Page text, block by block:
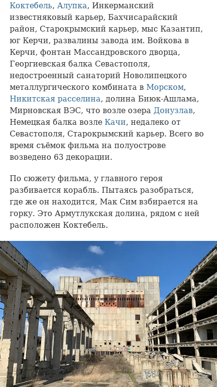
Коктебель, Алупка , Инкерманский
известняковый карьер, Бахчисарайский
район, Старокрымский карьер, мыс Казантип,
юг Керчи, развалины завода им. Войкова в
Керчи, фонтан Массандровского дворца,
Георгиевская балка Севастополя,
недостроенный санаторий Новолипецкого
металлургического комбината в Морском,
Никитская расселина , долина Биюк-Ашлама,
Мирновская ВЭС, что возле озера Донузлав,
Немецкая балка возле Качи, недалеко от
Севастополя, Старокрымский карьер. Всего во
время съёмок фильма на полуострове
возведено 63 декорации.
По сюжету фильма, у главного героя
разбивается корабль. Пытаясь разобраться,
где же он находится, Мак Сим взбирается на
горку. Это Армутлукская долина, рядом с ней
расположен Коктебель.